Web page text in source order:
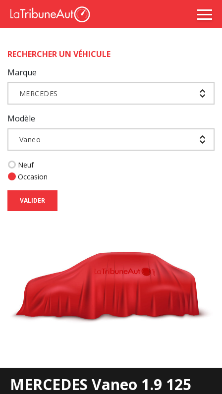
RECHERCHER UN VÉHICULE
Marque
MERCEDES
Modèle
Vaneo
Neuf
Occasion
VALIDER
MERCEDES Vaneo 1.9 125